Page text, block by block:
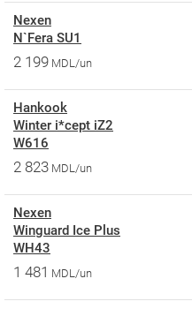
Nexen
N`Fera SU1
2 199 MDL/un
Hankook
Winter i*cept iZ2
W616
2 823 MDL/un
Nexen
Winguard Ice Plus
WH43
1 481 MDL/un